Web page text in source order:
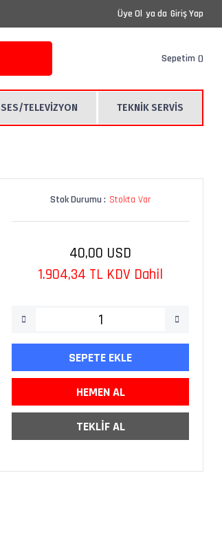
Üye Ol ya da Giriş Yap
Sepetim
SES/TELEVİZYON TEKNİK SERVİS
Stok Durumu : Stokta Var
40,00 USD
1.904,34 TL KDV Dahil
SEPETE EKLE
HEMEN AL
TEKLİF AL